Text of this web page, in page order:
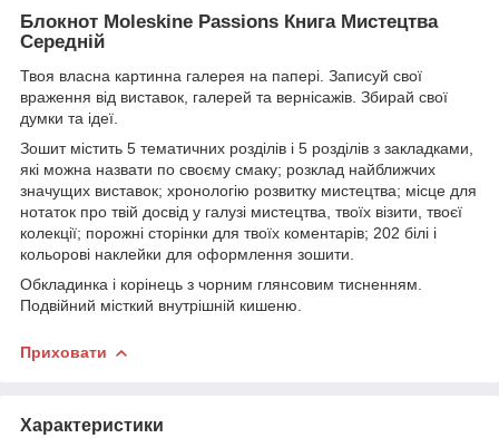
Блокнот Moleskine Passions Книга Мистецтва
Середній
Твоя власна картинна галерея на папері. Записуй свої
враження від виставок, галерей та вернісажів. Збирай свої
думки та ідеї.
Зошит містить 5 тематичних розділів і 5 розділів з закладками,
які можна назвати по своєму смаку; розклад найближчих
значущих виставок; хронологію розвитку мистецтва; місце для
нотаток про твій досвід у галузі мистецтва, твоїх візити, твоєї
колекції; порожні сторінки для твоїх коментарів; 202 білі і
кольорові наклейки для оформлення зошити.
Обкладинка і корінець з чорним глянсовим тисненням.
Подвійний місткий внутрішній кишеню.
Приховати
Характеристики